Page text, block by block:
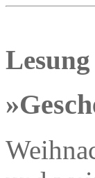
Lesung